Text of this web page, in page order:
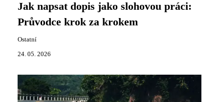
Jak napsat dopis jako slohovou práci:
Průvodce krok za krokem
Ostatní
24. 05. 2026